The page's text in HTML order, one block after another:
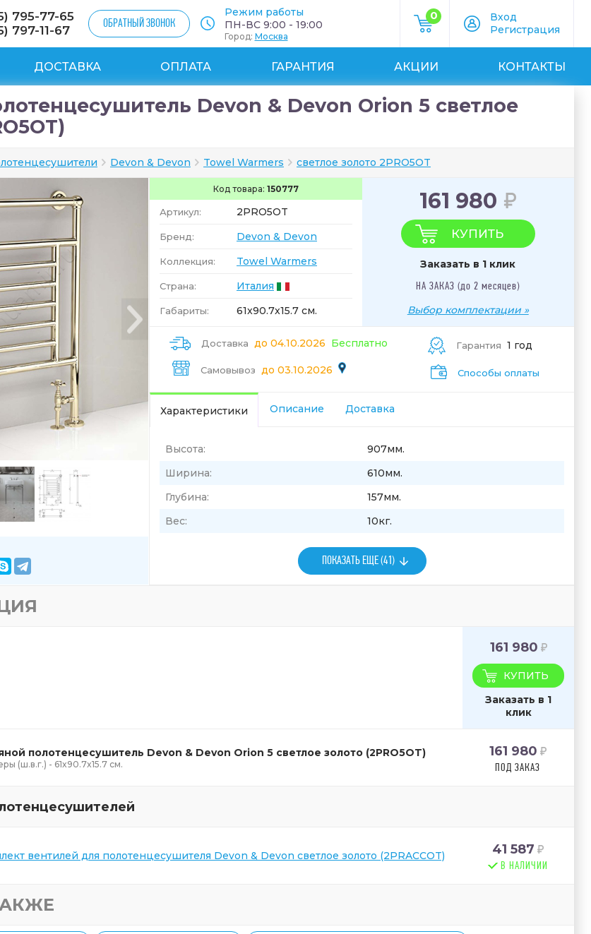
795-77-65
797-11-67
ОБРАТНЫЙ ЗВОНОК
Режим работы
ПН-ВС 9:00 - 19:00
Город: Москва
0
Вход
Регистрация
ДОСТАВКА ОПЛАТА ГАРАНТИЯ АКЦИИ КОНТАКТЫ
Devon & Devon Orion 5 светлое
Devon & Devon Towel Warmers светлое золото 2PRO5OT
Код товара: 150777
Артикул: 2PRO5OT
Бренд: Devon & Devon
Коллекция: Towel Warmers
Страна: Италия
Габариты: 61x90.7x15.7 см.
161 980
КУПИТЬ
Заказать в 1 клик
НА ЗАКАЗ (до 2 месяцев)
Выбор комплектации »
Доставка до 04.10.2026 Бесплатно
Самовывоз до 03.10.2026
Гарантия 1 год
Способы оплаты
Характеристики Описание Доставка
Высота:
907мм.
Ширина:
610мм.
Глубина:
157мм.
Вес:
10кг.
ПОКАЗАТЬ ЕЩЕ (41)
161 980
КУПИТЬ
Заказать в 1
клик
полотенцесушитель Devon & Devon Orion 5 светлое золото (2PRO5OT)
(ш.в.г.) - 61x90.7x15.7 см.
161 980
ПОД ЗАКАЗ
вентилей для полотенцесушителя Devon & Devon светлое золото (2PRACCOT) 41 587
В НАЛИЧИИ